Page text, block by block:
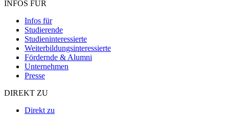
INFOS FÜR
Infos für
Studierende
Studieninteressierte
Weiterbildungsinteressierte
Fördernde & Alumni
Unternehmen
Presse
DIREKT ZU
Direkt zu